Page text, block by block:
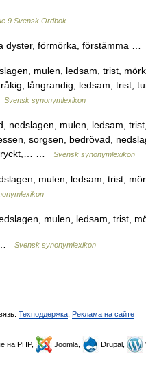
9 Svensk Ordbok
dyster, förmörka, förstämma …
mulen, ledsam, trist,
långrandig, ledsam, trist,
Svensk synonymlexikon
nedslagen, mulen, ledsam,
sorgsen, bedrövad,
…
Svensk synonymlexikon
mulen, ledsam, trist,
mulen, ledsam, trist,
… Svensk synonymlexikon
Техподдержка Реклама на сайте
на PHP, Joomla, Drupal,